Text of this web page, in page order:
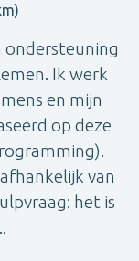
ondersteuning
Ik werk
en mijn
op deze
van
het is